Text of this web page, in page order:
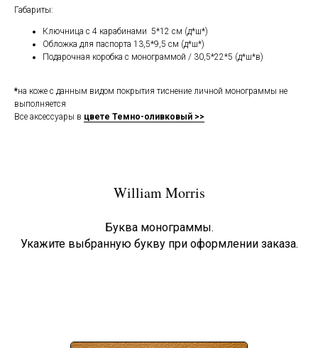
Габариты:
Ключница с 4 карабинами 5*12 см (д*ш*)
Обложка для паспорта 13,5*9,5 см (д*ш*)
Подарочная коробка с монограммой / 30,5*22*5 (д*ш*в)
*на коже с данным видом покрытия тиснение личной монограммы не
выполняется
Все аксессуары в цвете Темно-оливковый >>
William Morris
Буква монограммы.
Укажите выбранную букву при оформлении заказа.